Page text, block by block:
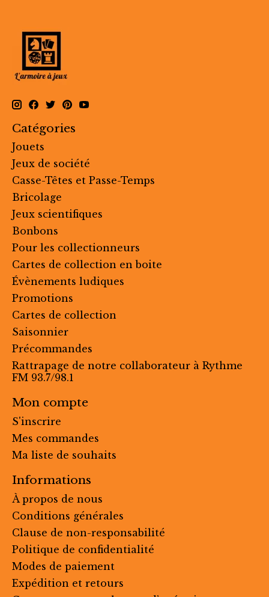
Catégories
Jouets
Jeux de société
Casse-Têtes et Passe-Temps
Bricolage
Jeux scientifiques
Bonbons
Pour les collectionneurs
Cartes de collection en boite
Évènements ludiques
Promotions
Cartes de collection
Saisonnier
Précommandes
Rattrapage de notre collaborateur à Rythme
FM 93.7/98.1
Mon compte
S'inscrire
Mes commandes
Ma liste de souhaits
Informations
À propos de nous
Conditions générales
Clause de non-responsabilité
Politique de confidentialité
Modes de paiement
Expédition et retours